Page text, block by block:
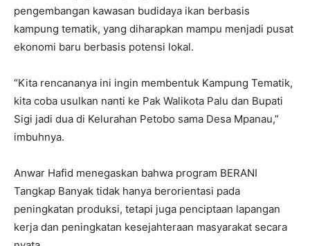
pengembangan kawasan budidaya ikan berbasis
kampung tematik, yang diharapkan mampu menjadi pusat
ekonomi baru berbasis potensi lokal.
‎“Kita rencananya ini ingin membentuk Kampung Tematik,
kita coba usulkan nanti ke Pak Walikota Palu dan Bupati
Sigi jadi dua di Kelurahan Petobo sama Desa Mpanau,”
imbuhnya.
‎Anwar Hafid menegaskan bahwa program BERANI
Tangkap Banyak tidak hanya berorientasi pada
peningkatan produksi, tetapi juga penciptaan lapangan
kerja dan peningkatan kesejahteraan masyarakat secara